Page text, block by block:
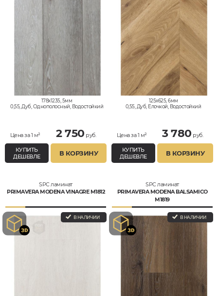
178x1235, 5мм
0,55, Дуб, Однополосный, Водостойкий
Цена за 1 м² 2 750 руб.
КУПИТЬ
ДЕШЕВЛЕ
В КОРЗИНУ
125x625, 6мм
0,55, Дуб, Елочкой, Водостойкий
Цена за 1 м² 3 780 руб.
КУПИТЬ
ДЕШЕВЛЕ
В КОРЗИНУ
SPC ламинат
PRIMAVERA MODENA VINAGRE M1812
В НАЛИЧИИ
SPC ламинат
PRIMAVERA MODENA BALSAMICO
M1819
В НАЛИЧИИ